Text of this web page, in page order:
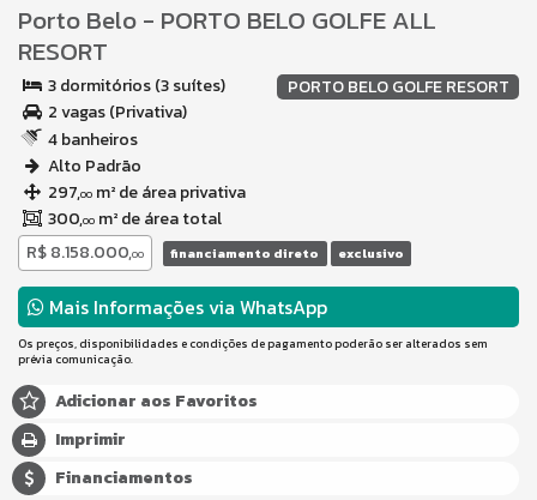
Porto Belo- PORTO BELO GOLFE ALL
RESORT
PORTO BELO GOLFE RESORT
3 dormitórios (3 suítes)
2 vagas (Privativa)
4 banheiros
Alto Padrão
297,00 m² de área privativa
300,00 m² de área total
R$ 8.158.000,00 financiamento direto exclusivo
Mais Informações via WhatsApp
Os preços, disponibilidades e condições de pagamento poderão ser alterados sem
prévia comunicação.
Adicionar aos Favoritos
Imprimir
Financiamentos